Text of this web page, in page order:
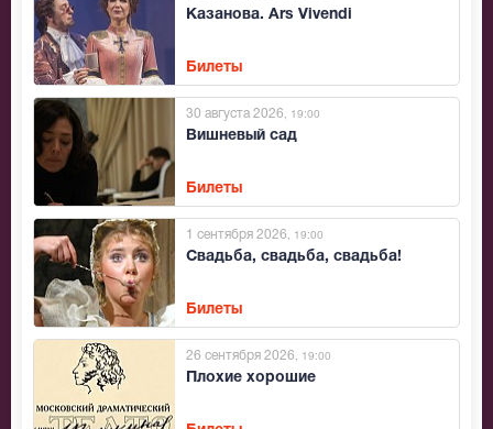
Казанова. Ars Vivendi
Билеты
Вишневый сад
30 августа 2026 , 19:00
Билеты
Свадьба, свадьба, свадьба!
1 сентября 2026 , 19:00
Билеты
Плохие хорошие
26 сентября 2026 , 19:00